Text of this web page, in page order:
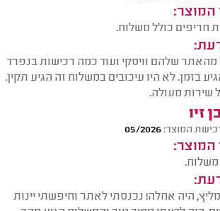
המוצר:
חריפים כולל משלוח.
מהאתר שלהם וויסקי ועוד כמה רכישות בנפרד
בזמן. לא היו עיכובים במשלוח זה הגיע תקין.
שירות מעולה.
זיו
המוצר:05/2026
המוצר:
משלוח.
היה אחלה! נכנסתי לאתר וחיפשתי יינות